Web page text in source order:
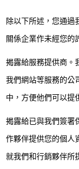
除以下所述，您通過
關係企業作未經您的
揭露給服務提供商。
我們網站等服務的公
中，方便他們可以提
揭露給已與我們簽署
作夥伴提供您的個人
就我們和行銷夥伴所